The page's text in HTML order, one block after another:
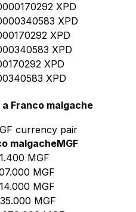
XPD
XPD
XPD
XPD
XPD
XPD
Franco malgache
currency pair
malgacheMGF
MGF
MGF
MGF
MGF